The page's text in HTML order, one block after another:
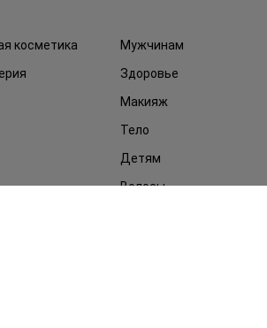
косметика
Мужчинам
Здоровье
Макияж
Тело
Детям
Волосы